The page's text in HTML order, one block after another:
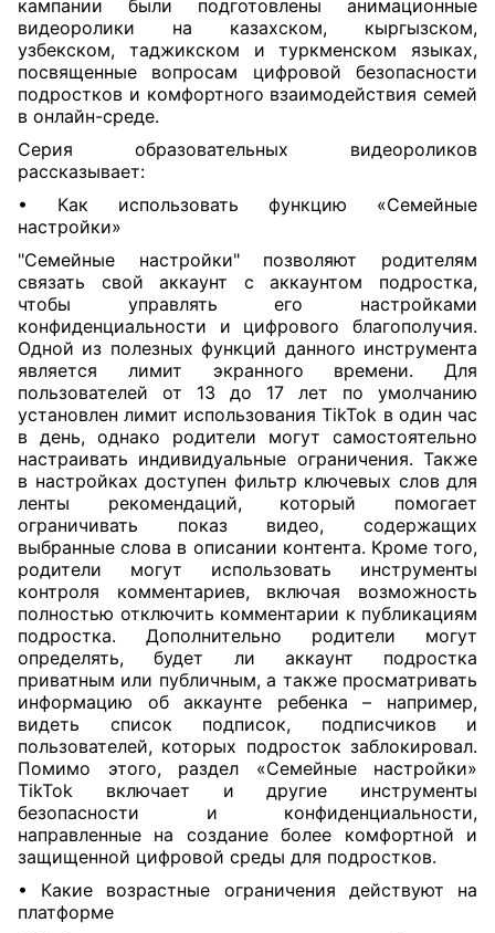
кампании были подготовлены анимационные
видеоролики на казахском, кыргызском,
узбекском, таджикском и туркменском языках,
посвященные вопросам цифровой безопасности
подростков и комфортного взаимодействия семей
в онлайн-среде.
Серия образовательных видеороликов
рассказывает:
• Как использовать функцию «Семейные
настройки»
"Cемейные настройки" позволяют родителям
связать свой аккаунт с аккаунтом подростка,
чтобы управлять его настройками
конфиденциальности и цифрового благополучия.
Одной из полезных функций данного инструмента
является лимит экранного времени. Для
пользователей от 13 до 17 лет по умолчанию
установлен лимит использования TikTok в один час
в день, однако родители могут самостоятельно
настраивать индивидуальные ограничения. Также
в настройках доступен фильтр ключевых слов для
ленты рекомендаций, который помогает
ограничивать показ видео, содержащих
выбранные слова в описании контента. Кроме того,
родители могут использовать инструменты
контроля комментариев, включая возможность
полностью отключить комментарии к публикациям
подростка. Дополнительно родители могут
определять, будет ли аккаунт подростка
приватным или публичным, а также просматривать
информацию об аккаунте ребенка – например,
видеть список подписок, подписчиков и
пользователей, которых подросток заблокировал.
Помимо этого, раздел «Семейные настройки»
TikTok включает и другие инструменты
безопасности и конфиденциальности,
направленные на создание более комфортной и
защищенной цифровой среды для подростков.
• Какие возрастные ограничения действуют на
платформе